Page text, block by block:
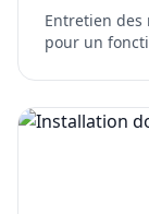
Entretien des
pour un